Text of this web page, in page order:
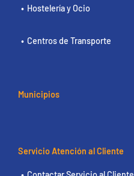
Hostelería y Ocio
Centros de Transporte
Municipios
Servicio Atención al Cliente